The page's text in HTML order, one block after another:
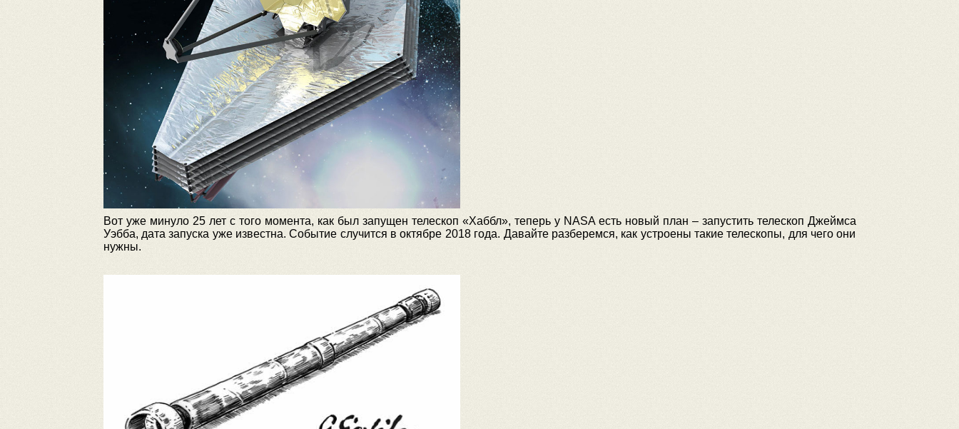
Вот уже минуло 25 лет с того момента, как был запущен телескоп «Хаббл», теперь у NASA есть новый план – запустить телескоп Джеймса
Уэбба, дата запуска уже известна. Событие случится в октябре 2018 года. Давайте разберемся, как устроены такие телескопы, для чего они
нужны.